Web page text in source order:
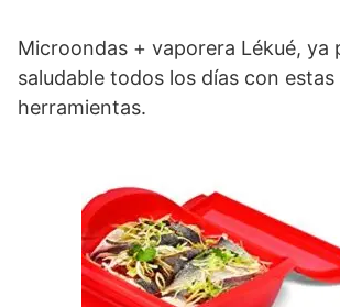
Microondas + vaporera Lékué, ya
saludable todos los días con
herramientas.